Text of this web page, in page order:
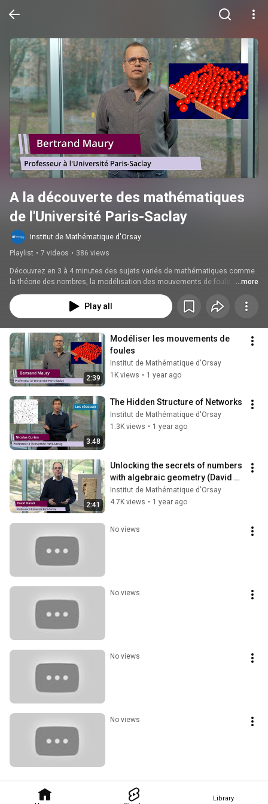
Library
A la découverte des mathématiques
de l'Université Paris-Saclay
Institut de Mathématique d'Orsay
Playlist • 7 videos • 386 views
Découvrez en 3 à 4 minutes des sujets variés de mathématiques comme
la théorie des nombres, la modélisation des mouvements de foule,
l'analyse des ondes sonores ou encore la géométries. Idéal pour les
curieux, les élèves qui veulent découvrir ce qui se fait en mathématiques.
Cette série accessible à tous met en lumière les recherches en
Abonnez-vous pour en apprendre davantage !
...more
Play all
2:39
Modéliser les mouvements de
foules
Institut de Mathématique d'Orsay
1K views • 1 year ago
3:48
The Hidden Structure of Networks
Institut de Mathématique d'Orsay
1.3K views • 1 year ago
2:41
Unlocking the secrets of numbers
with algebraic geometry (David
Harari)
Institut de Mathématique d'Orsay
4.7K views • 1 year ago
No views
No views
No views
No views